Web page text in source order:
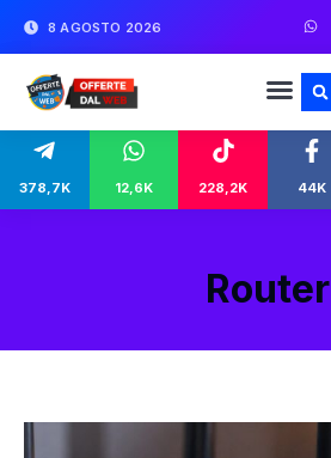
8 AGOSTO 2026
378,7K 12,6K 228,2K 44K
Router